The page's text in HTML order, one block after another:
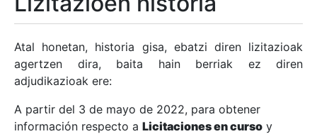
Erakutsi/Ezkutatu
Erakutsi/Ezkutatu
Atal honetan, historia gisa, ebatzi diren lizitazioak
agertzen dira, baita hain berriak ez diren
adjudikazioak ere:
A partir del 3 de mayo de 2022, para obtener
información respecto a Licitaciones en curso y